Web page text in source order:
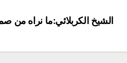
الشيخ الكربلائي:ما نراه من